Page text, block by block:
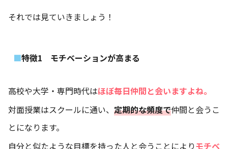
それでは見ていきましょう！
特徴1 モチベーションが高まる
高校や大学・専門時代はほぼ毎日仲間と会いますよね。
対面授業はスクールに通い、 定期的な頻度で仲間と会うこ
とになります。
自分と似たような目標を持った人と会うことによりモチベ